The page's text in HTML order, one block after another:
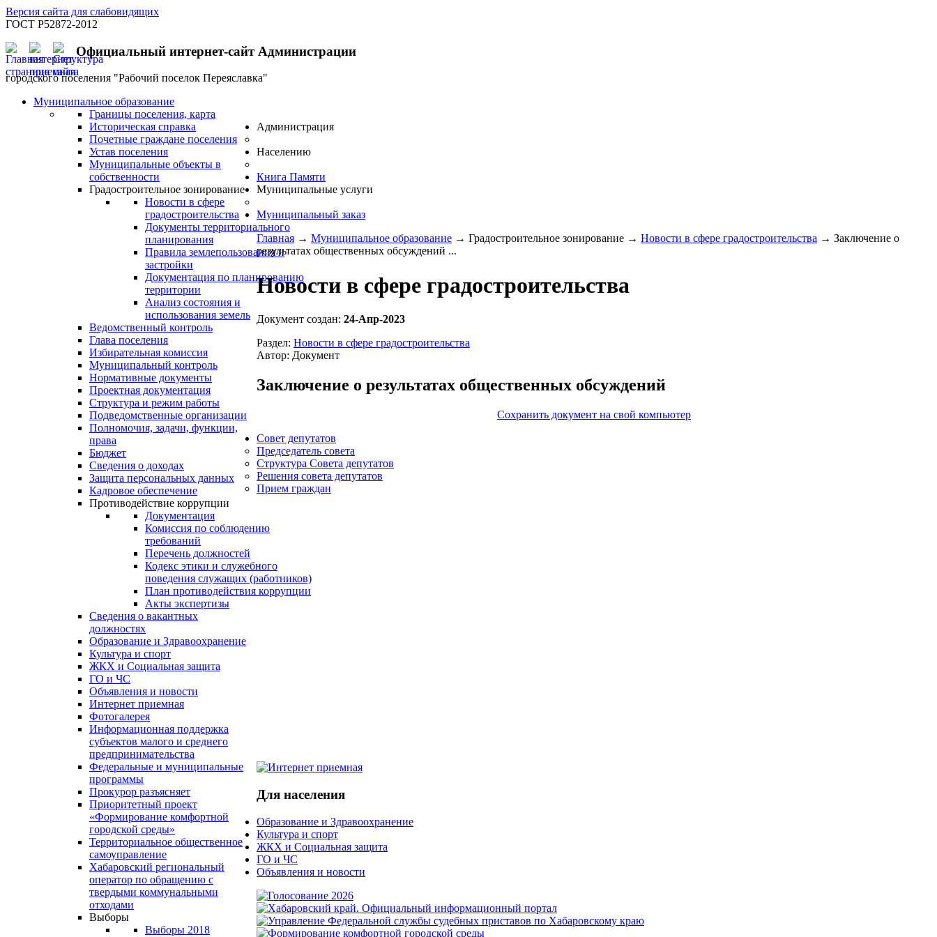
Версия сайта для слабовидящих
ГОСТ Р52872-2012
Официальный интернет-сайт Администрации
городского поселения "Рабочий поселок Переяславка"
Муниципальное образование
Границы поселения, карта
Историческая справка
Почетные граждане поселения
Устав поселения
Муниципальные объекты в
собственности
Градостроительное зонирование
Новости в сфере
градостроительства
Документы территориального
планирования
Правила землепользования и
застройки
Документация по планированию
территории
Анализ состояния и
использования земель
Ведомственный контроль
Глава поселения
Избирательная комиссия
Муниципальный контроль
Администрация
Нормативные документы
Проектная документация
Структура и режим работы
Подведомственные организации
Полномочия, задачи, функции,
права
Бюджет
Сведения о доходах
Защита персональных данных
Кадровое обеспечение
Противодействие коррупции
Документация
Комиссия по соблюдению
требований
Перечень должностей
Кодекс этики и служебного
поведения служащих (работников)
План противодействия коррупции
Акты экспертизы
Сведения о вакантных
должностях
Населению
Образование и Здравоохранение
Культура и спорт
ЖКХ и Социальная защита
ГО и ЧС
Объявления и новости
Интернет приемная
Фотогалерея
Информационная поддержка
субъектов малого и среднего
предпринимательства
Федеральные и муниципальные
программы
Прокурор разъясняет
Приоритетный проект
«Формирование комфортной
городской среды»
Территориальное общественное
самоуправление
Хабаровский региональный
оператор по обращению с
твердыми коммунальными
отходами
Выборы
Выборы 2018
Книга Памяти
Муниципальные услуги
Муниципальный заказ
Главная → Муниципальное образование → Градостроительное зонирование → Новости в сфере градостроительства → Заключение о
результатах общественных обсуждений ...
Новости в сфере градостроительства
Документ создан: 24-Апр-2023
Раздел: Новости в сфере градостроительства
Автор: Документ
Заключение о результатах общественных обсуждений
Сохранить документ на свой компьютер
Совет депутатов
Председатель совета
Структура Совета депутатов
Решения совета депутатов
Прием граждан
Для населения
Образование и Здравоохранение
Культура и спорт
ЖКХ и Социальная защита
ГО и ЧС
Объявления и новости